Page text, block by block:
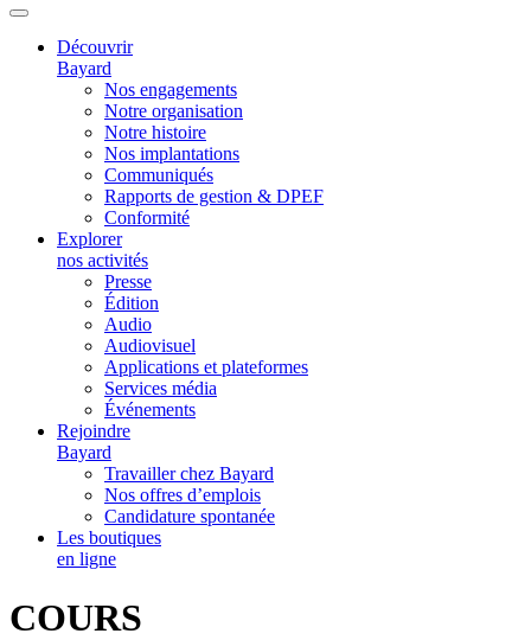
Découvrir
Bayard
Nos engagements
Notre organisation
Notre histoire
Nos implantations
Communiqués
Rapports de gestion & DPEF
Conformité
Explorer
nos activités
Presse
Édition
Audio
Audiovisuel
Applications et plateformes
Services média
Événements
Rejoindre
Bayard
Travailler chez Bayard
Nos offres d’emplois
Candidature spontanée
Les boutiques
en ligne
COURS